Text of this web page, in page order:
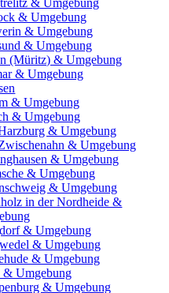
& Umgebung
& Umgebung
& Umgebung
& Umgebung
(Müritz) & Umgebung
& Umgebung
& Umgebung
& Umgebung
& Umgebung
& Umgebung
& Umgebung
& Umgebung
& Umgebung
in der Nordheide &
& Umgebung
& Umgebung
& Umgebung
& Umgebung
& Umgebung